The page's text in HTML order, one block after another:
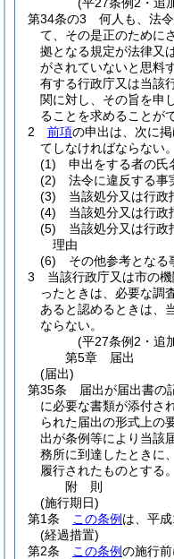
第34条の3
何人も、法
て、その是正のために
拠となる規定が法律又
がされていないと思料
有する行政庁又は当該
関に対し、その旨を申
ることを求めることが
2
前項の申出は、次に
てしなければならない。
(1)
申出をする者の氏
(2)
法令に違反する事
(3)
当該処分又は行政
(4)
当該処分又は行政
(5)
当該処分又は行政
理由
(6)
その他参考となる
3
当該行政庁又は市の機
ったときは、必要な調
あると認めるときは、
ならない。
(平27条例2・追
第5章
届出
(届出)
第35条
届出が届出書の
に必要な書類が添付さ
られた届出の形式上の
出が条例等により当該
務所に到達したときに
履行されたものとする。
附 則
(施行期日)
第1条
この条例 は、平
(経過措置)
第2条
この条例の施行前